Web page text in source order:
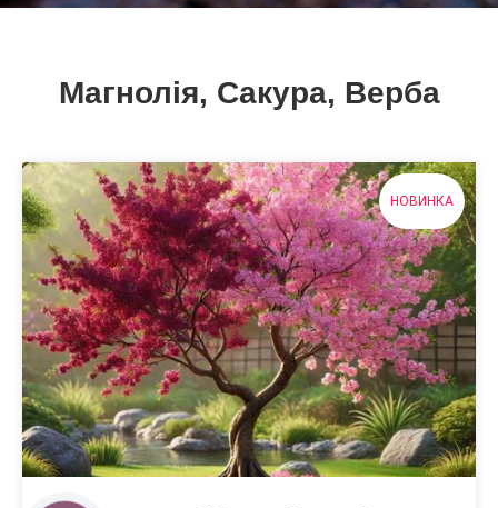
Магнолія, Сакура, Верба
НОВИНКА